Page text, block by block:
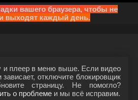
вашего браузера, чтобы не
выходят каждый день.
и плеер в меню выше. Если видео
зависает, отключите блокировщик
страницу. Не помогло?
о проблеме и мы всё исправим.